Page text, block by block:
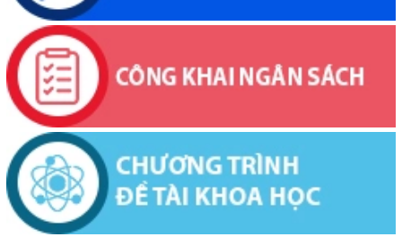
V/v công khai Quyết định số 2412/QĐ-UBND ngày 31/7/2026 của
UBND tỉnh Đắk Lắk về việc bổ nhiệm hòa giải viên lao động trên địa
bàn tỉnh Đắk Lắk
(04/08/2026, 00:00)
Thông báo về việc niêm yết công khai Dự thảo phương án bồi
thường, hỗ trợ và bảng công khai phương án chi tiết kinh phí bồi
thường, hỗ trợ khi Nhà nước thu hồi đất để thực hiện Dự án: Cải
tạo, nâng cấp đường Nơ Trang Lơng (đoạn từ đường Nguyễn Hiền
đến đường Trần Cảnh)
(30/07/2026, 00:00)